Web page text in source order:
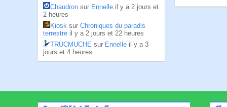
Chaudron sur Ennelle il y a 2 jours et
2 heures
Kiosk sur Chroniques du paradis
terrestre il y a 2 jours et 22 heures
TRUCMUCHE sur Ennelle il y a 3
jours et 4 heures